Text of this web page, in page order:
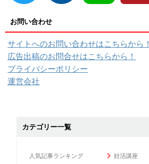
お問い合わせ
サイトへのお問い合わせはこちらから！
広告出稿のお問合せはこちらから！
プライバシーポリシー
運営会社
カテゴリー一覧
人気記事ランキング 妊活講座